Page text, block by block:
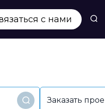
с нами
НайтиЗаказать